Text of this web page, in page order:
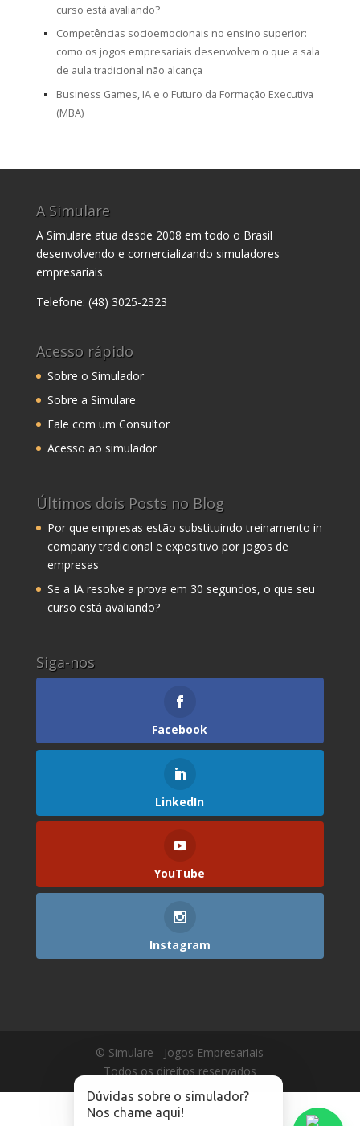
curso está avaliando?
Competências socioemocionais no ensino superior:
como os jogos empresariais desenvolvem o que a sala
de aula tradicional não alcança
Business Games, IA e o Futuro da Formação Executiva
(MBA)
A Simulare
A Simulare atua desde 2008 em todo o Brasil
desenvolvendo e comercializando simuladores
empresariais.
Telefone: (48) 3025-2323
Acesso rápido
Sobre o Simulador
Sobre a Simulare
Fale com um Consultor
Acesso ao simulador
Últimos dois Posts no Blog
Por que empresas estão substituindo treinamento in
company tradicional e expositivo por jogos de
empresas
Se a IA resolve a prova em 30 segundos, o que seu
curso está avaliando?
Siga-nos
Facebook
LinkedIn
YouTube
Instagram
© Simulare - Jogos Empresariais
Todos os direitos reservados
Dúvidas sobre o simulador?
Nos chame aqui!